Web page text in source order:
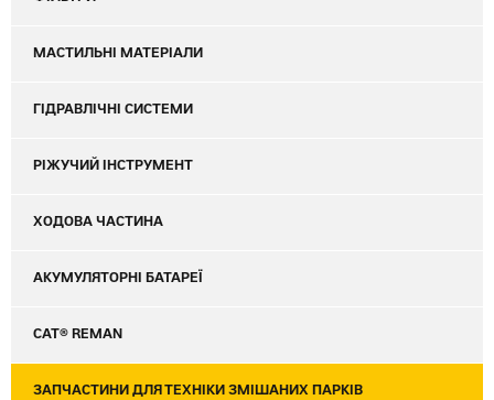
МАСТИЛЬНІ МАТЕРІАЛИ
ГІДРАВЛІЧНІ СИСТЕМИ
РІЖУЧИЙ ІНСТРУМЕНТ
ХОДОВА ЧАСТИНА
АКУМУЛЯТОРНІ БАТАРЕЇ
CAT® REMAN
ЗАПЧАСТИНИ ДЛЯ ТЕХНІКИ ЗМІШАНИХ ПАРКІВ